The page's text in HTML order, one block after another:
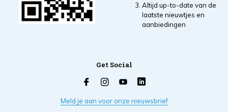
Altijd up-to-date van de
laatste nieuwtjes en
aanbiedingen
Get Social
Meld je aan voor onze nieuwsbrief